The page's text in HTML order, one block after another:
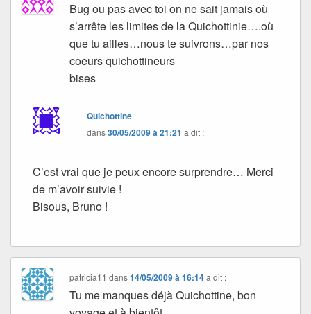
Bug ou pas avec toi on ne sait jamais où
s’arrête les limites de la Quichottinie….où
que tu ailles…nous te suivrons…par nos
coeurs quichottineurs
bises
Quichottine
dans30/05/2009 à 21:21 a dit :
C’est vrai que je peux encore surprendre… Merci
de m’avoir suivie !
Bisous, Bruno !
patricia11 dans14/05/2009 à 16:14 a dit :
Tu me manques déjà Quichottine, bon